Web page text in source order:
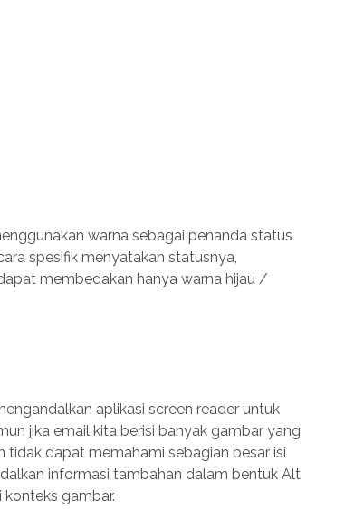
warna sebagai penanda status
spesifik menyatakan statusnya,
membedakan hanya warna hijau /
aplikasi screen reader untuk
jika email kita berisi banyak gambar yang
tidak dapat memahami sebagian besar isi
informasi tambahan dalam bentuk Alt
gambar.